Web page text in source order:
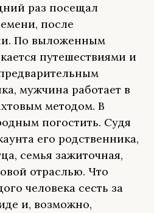
раз посещал
после
По выложенным
путешествиями и
мужчина работает в
методом. В
погостить. Судя
его родственника,
семья зажиточная,
отраслью. Что
человека сесть за
и, возможно,